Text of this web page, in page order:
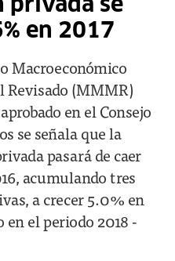
privada se
en 2017
Macroeconómico
(MMMR)
en el Consejo
se señala que la
pasará de caer
acumulando tres
a crecer 5.0% en
en el periodo 2018 -